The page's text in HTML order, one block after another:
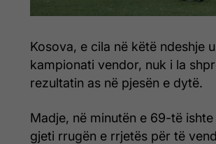
Kosova, e cila në këtë ndeshje
kampionati vendor, nuk i la
rezultatin as në pjesën e dytë.
Madje, në minutën e 69-të
gjeti rrugën e rrjetës për të